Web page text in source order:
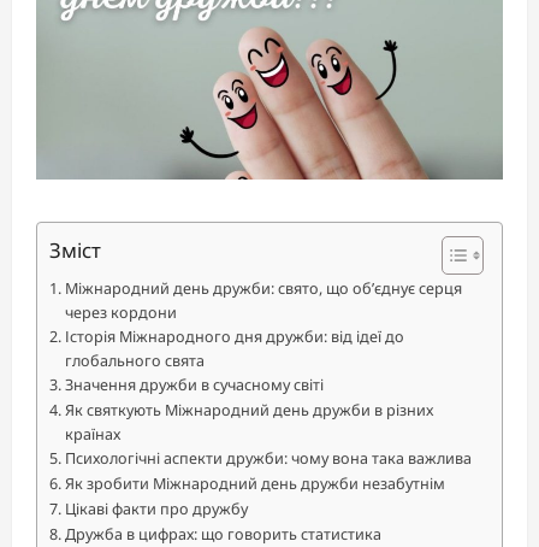
Зміст
Міжнародний день дружби: свято, що об’єднує серця
через кордони
Історія Міжнародного дня дружби: від ідеї до
глобального свята
Значення дружби в сучасному світі
Як святкують Міжнародний день дружби в різних
країнах
Психологічні аспекти дружби: чому вона така важлива
Як зробити Міжнародний день дружби незабутнім
Цікаві факти про дружбу
Дружба в цифрах: що говорить статистика